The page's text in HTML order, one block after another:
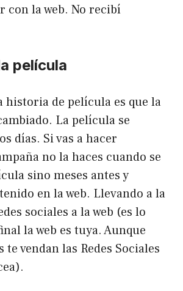
con la web. No recibí
película
historia de película es que la
La película se
días. Si vas a hacer
no la haces cuando se
sino meses antes y
en la web. Llevando a la
sociales a la web (es lo
la web es tuya. Aunque
vendan las Redes Sociales